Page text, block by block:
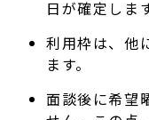
日が確定します
利用枠は、他
ます。
面談後に希望